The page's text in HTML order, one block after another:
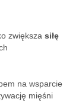
zwiększa siłę
na wsparcie
mięśni